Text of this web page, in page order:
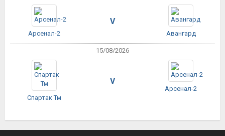
Арсенал-2
V
Авангард
15/08/2026
Спартак Тм
V
Арсенал-2